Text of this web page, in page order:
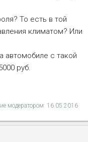
То есть в той
климатом? Или
автомобиле с такой
руб.
модератором: 16.05.2016